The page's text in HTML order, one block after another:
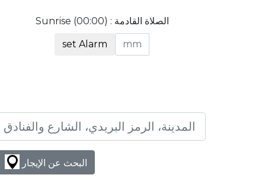
الصلاة القادمة : Sunrise (00:00)
set Alarm
البحث عن الإيجار